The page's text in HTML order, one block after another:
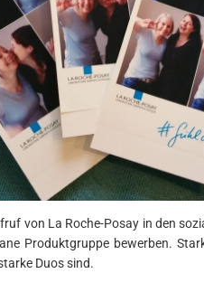
von La Roche-Posay in den
Produktgruppe bewerben.
Duos sind.